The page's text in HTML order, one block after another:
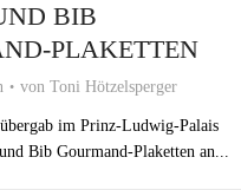
BIB
von Toni Hötzelsperger
im Prinz-Ludwig-Palais
Bib Gourmand-Plaketten an...